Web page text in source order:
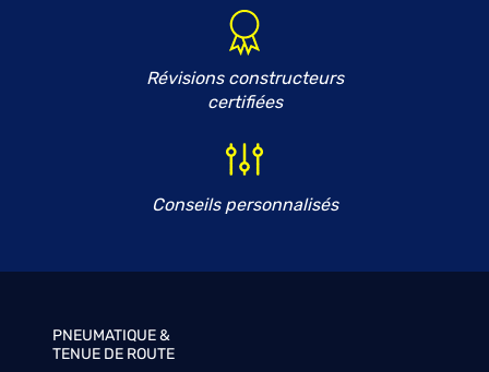
Révisions constructeurs
certifiées
Conseils personnalisés
PNEUMATIQUE &
TENUE DE ROUTE